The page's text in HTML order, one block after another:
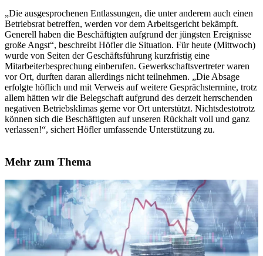
„Die ausgesprochenen Entlassungen, die unter anderem auch einen
Betriebsrat betreffen, werden vor dem Arbeitsgericht bekämpft.
Generell haben die Beschäftigten aufgrund der jüngsten Ereignisse
große Angst“, beschreibt Höfler die Situation. Für heute (Mittwoch)
wurde von Seiten der Geschäftsführung kurzfristig eine
Mitarbeiterbesprechung einberufen. Gewerkschaftsvertreter waren
vor Ort, durften daran allerdings nicht teilnehmen. „Die Absage
erfolgte höflich und mit Verweis auf weitere Gesprächstermine, trotz
allem hätten wir die Belegschaft aufgrund des derzeit herrschenden
negativen Betriebsklimas gerne vor Ort unterstützt. Nichtsdestotrotz
können sich die Beschäftigten auf unseren Rückhalt voll und ganz
verlassen!“, sichert Höfler umfassende Unterstützung zu.
Mehr zum Thema